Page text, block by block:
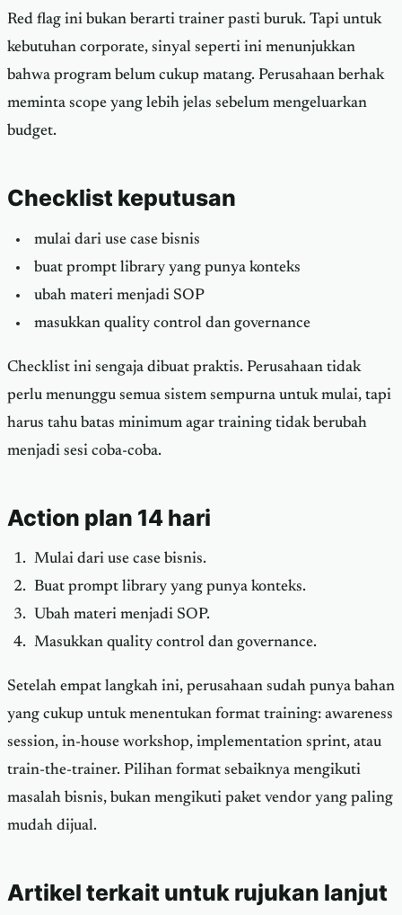
Red flag ini bukan berarti trainer pasti buruk. Tapi untuk
kebutuhan corporate, sinyal seperti ini menunjukkan
bahwa program belum cukup matang. Perusahaan berhak
meminta scope yang lebih jelas sebelum mengeluarkan
budget.
Checklist keputusan
mulai dari use case bisnis
buat prompt library yang punya konteks
ubah materi menjadi SOP
masukkan quality control dan governance
Checklist ini sengaja dibuat praktis. Perusahaan tidak
perlu menunggu semua sistem sempurna untuk mulai, tapi
harus tahu batas minimum agar training tidak berubah
menjadi sesi coba-coba.
Action plan 14 hari
Mulai dari use case bisnis.
Buat prompt library yang punya konteks.
Ubah materi menjadi SOP.
Masukkan quality control dan governance.
Setelah empat langkah ini, perusahaan sudah punya bahan
yang cukup untuk menentukan format training: awareness
session, in-house workshop, implementation sprint, atau
train-the-trainer. Pilihan format sebaiknya mengikuti
masalah bisnis, bukan mengikuti paket vendor yang paling
mudah dijual.
Artikel terkait untuk rujukan lanjut